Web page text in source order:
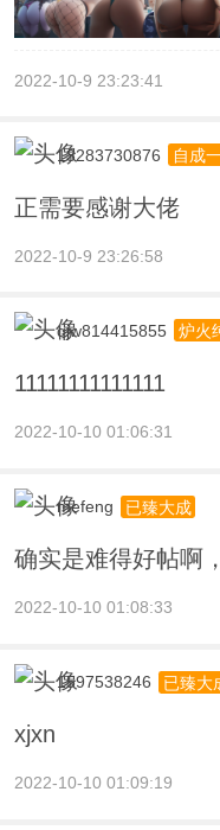
2022-10-9 23:23:41
13283730876 自成
正需要感谢大佬
2022-10-9 23:26:58
qjw814415855 炉火
11111111111111
2022-10-10 01:06:31
mefeng 已臻大成
确实是难得好帖啊
2022-10-10 01:08:33
1597538246 已臻大
xjxn
2022-10-10 01:09:19